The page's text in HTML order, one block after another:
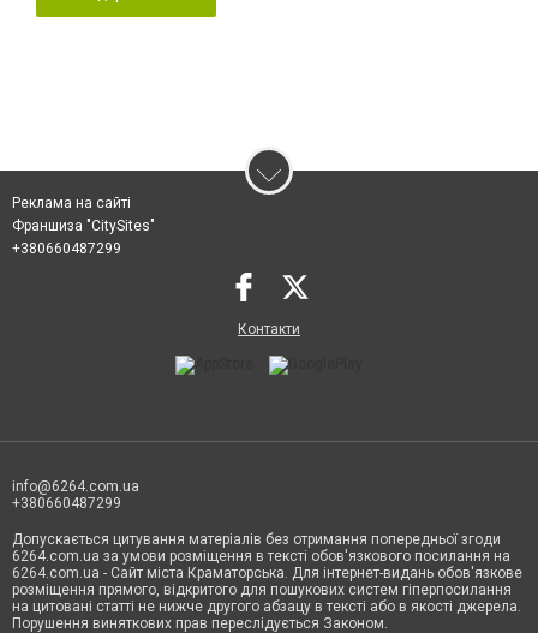
Реклама на сайті
Франшиза "CitySites"
+380660487299
Контакти
info@6264.com.ua
+380660487299
Допускається цитування матеріалів без отримання попередньої згоди
6264.com.ua за умови розміщення в тексті обов'язкового посилання на
6264.com.ua - Сайт міста Краматорська. Для інтернет-видань обов'язкове
розміщення прямого, відкритого для пошукових систем гіперпосилання
на цитовані статті не нижче другого абзацу в тексті або в якості джерела.
Порушення виняткових прав переслідується Законом.